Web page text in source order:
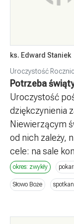
ks. Edward Staniek
Uroczystość
Potrzeba
Uroczystość
dziękczynienia
Niewierzącym
od nich zależy,
cele: na sale
okres: zwykły
Słowo Boże